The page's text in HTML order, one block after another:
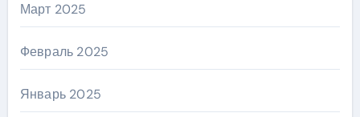
Март 2025
Февраль 2025
Январь 2025